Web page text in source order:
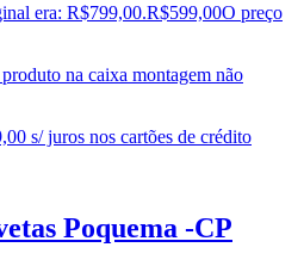
era: R$799,00.R$599,00O preço
na caixa montagem não
s/ juros nos cartões de crédito
Poquema -CP